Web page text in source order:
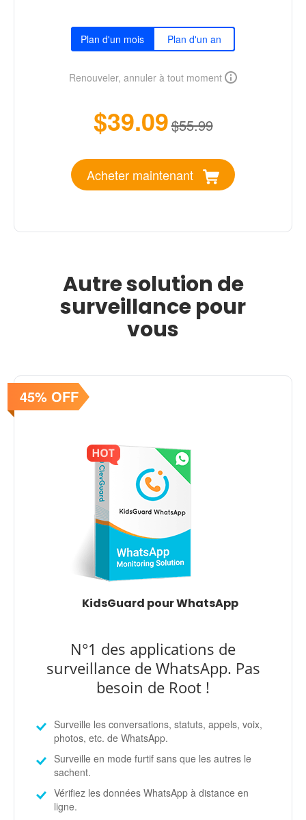
Plan d'un mois Plan d'un an
Renouveler, annuler à tout moment
$39.09$55.99
Acheter maintenant
Autre solution de
surveillance pour
vous
45% OFF
KidsGuard pour WhatsApp
N°1 des applications de
surveillance de WhatsApp. Pas
besoin de Root !
Surveille les conversations, statuts, appels, voix,
photos, etc. de WhatsApp.
Surveille en mode furtif sans que les autres le
sachent.
Vérifiez les données WhatsApp à distance en
ligne.